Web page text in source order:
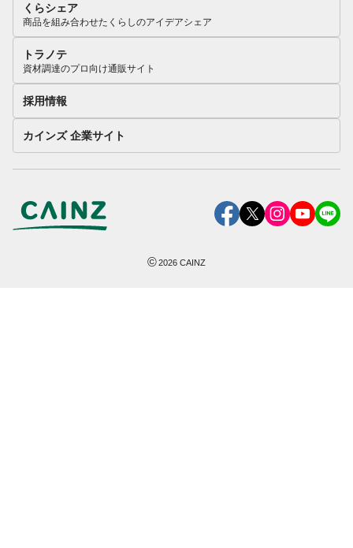
くらシェア
商品を組み合わせたくらしのアイデアシェア
トラノテ
資材調達のプロ向け通販サイト
採用情報
カインズ 企業サイト
©2026 CAINZ